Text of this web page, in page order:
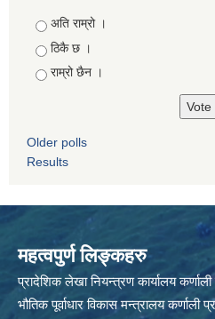
Choices
अति राम्रो ।
ठिकै छ ।
राम्रो छैन ।
Older polls
Results
महत्वपुर्ण लिङ्कहरु
प्रादेशिक लेखा नियन्त्रण कार्यालय
भौतिक पूर्वाधार विकास मन्त्रालय कर्णाली